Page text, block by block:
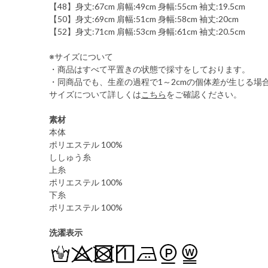
【48】身丈:67cm 肩幅:49cm 身幅:55cm 袖丈:19.5cm
【50】身丈:69cm 肩幅:51cm 身幅:58cm 袖丈:20cm
【52】身丈:71cm 肩幅:53cm 身幅:61cm 袖丈:20.5cm
※サイズについて
・商品はすべて平置きの状態で採寸をしております。
・同商品でも、生産の過程で1～2cmの個体差が生じる場
サイズについて詳しくはこちらをご確認ください。
素材
本体
ポリエステル 100%
ししゅう糸
上糸
ポリエステル 100%
下糸
ポリエステル 100%
洗濯表示